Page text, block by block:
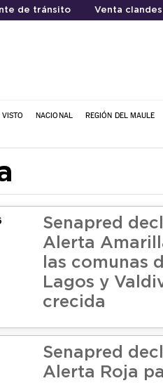
de tránsito Venta
NACIONAL REGIÓN DEL MAULE
Senapred
Alerta
las comunas
Lagos y
crecida
Senapred
Alerta Roja